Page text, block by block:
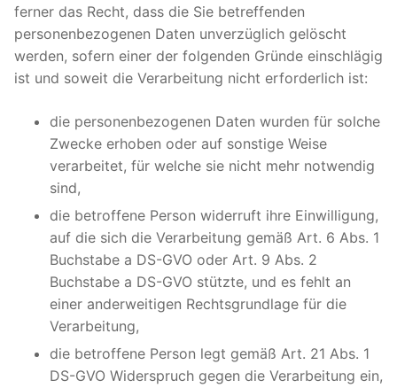
ferner das Recht, dass die Sie betreffenden
personenbezogenen Daten unverzüglich gelöscht
werden, sofern einer der folgenden Gründe einschlägig
ist und soweit die Verarbeitung nicht erforderlich ist:
die personenbezogenen Daten wurden für solche
Zwecke erhoben oder auf sonstige Weise
verarbeitet, für welche sie nicht mehr notwendig
sind,
die betroffene Person widerruft ihre Einwilligung,
auf die sich die Verarbeitung gemäß Art. 6 Abs. 1
Buchstabe a DS-GVO oder Art. 9 Abs. 2
Buchstabe a DS-GVO stützte, und es fehlt an
einer anderweitigen Rechtsgrundlage für die
Verarbeitung,
die betroffene Person legt gemäß Art. 21 Abs. 1
DS-GVO Widerspruch gegen die Verarbeitung ein,